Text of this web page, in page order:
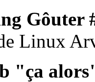
Gôuter
Linux
"ça